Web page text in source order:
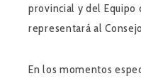
provincial y del Equipo
representará al
En los momentos